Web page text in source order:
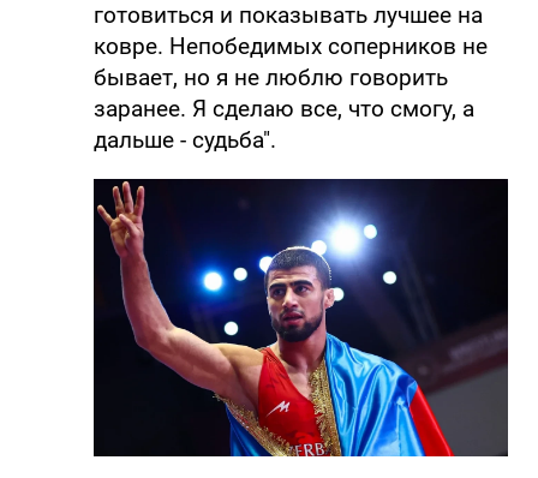
готовиться и показывать лучшее на
ковре. Непобедимых соперников не
бывает, но я не люблю говорить
заранее. Я сделаю все, что смогу, а
дальше - судьба".